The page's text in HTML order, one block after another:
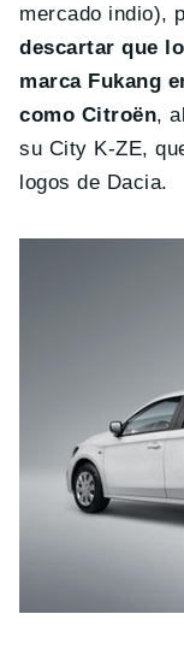
mercado indio),
descartar que
marca Fukang
como Citroën,
su City K-ZE,
logos de Dacia.